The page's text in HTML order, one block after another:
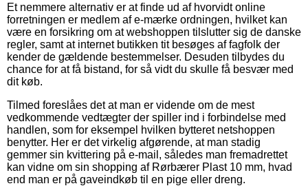
Et nemmere alternativ er at finde ud af hvorvidt online
forretningen er medlem af e-mærke ordningen, hvilket kan
være en forsikring om at webshoppen tilslutter sig de danske
regler, samt at internet butikken tit besøges af fagfolk der
kender de gældende bestemmelser. Desuden tilbydes du
chance for at få bistand, for så vidt du skulle få besvær med
dit køb.
Tilmed foreslåes det at man er vidende om de mest
vedkommende vedtægter der spiller ind i forbindelse med
handlen, som for eksempel hvilken bytteret netshoppen
benytter. Her er det virkelig afgørende, at man stadig
gemmer sin kvittering på e-mail, således man fremadrettet
kan vidne om sin shopping af Rørbærer Plast 10 mm, hvad
end man er på gaveindkøb til en pige eller dreng.